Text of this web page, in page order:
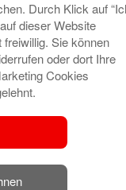
Gold
Auto
Durch Klick auf
dieser Website
Sie können
oder dort Ihre
Cookies